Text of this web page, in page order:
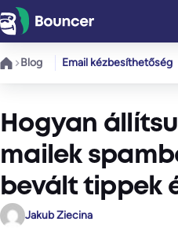
Ugrás
a
tartalomhoz
Blog Email kézbesíthetőség
Hogyan
mailek
bevált tippek
Jakub Ziecina